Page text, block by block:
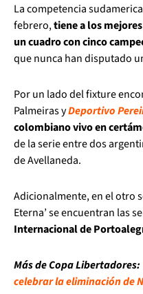
La competencia
febrero,tiene a los
un cuadro con cinco
que nunca han disputado
Por un lado del fixture
Palmeiras yDeportivo
colombiano vivo en
de la serie entre dos
de Avellaneda.
Adicionalmente, en el otro
Eterna’ se encuentran las
Internacional de
Más de Copa Libertadores:
celebrar la eliminación de